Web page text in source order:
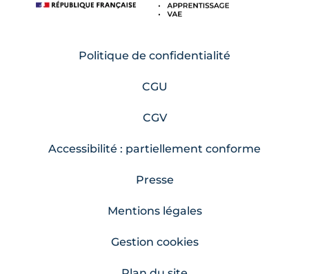
Politique de confidentialité
CGU
CGV
Accessibilité : partiellement conforme
Presse
Mentions légales
Gestion cookies